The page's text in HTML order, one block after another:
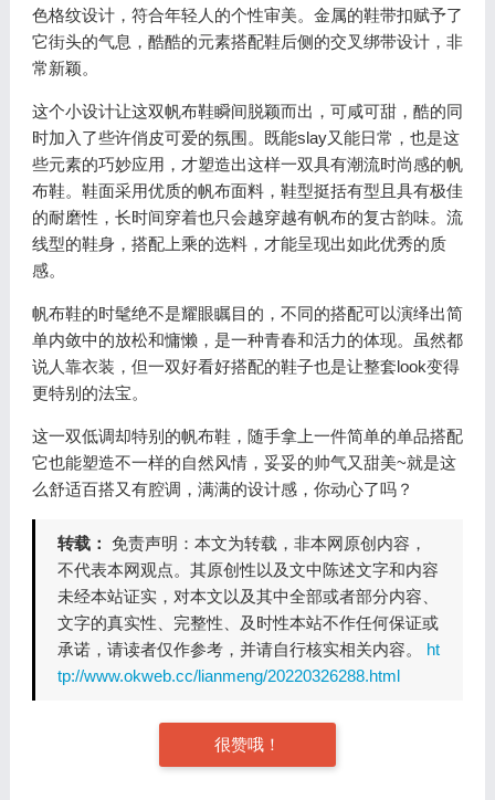
色格纹设计，符合年轻人的个性审美。金属的鞋带扣赋予了
它街头的气息，酷酷的元素搭配鞋后侧的交叉绑带设计，非
常新颖。
这个小设计让这双帆布鞋瞬间脱颖而出，可咸可甜，酷的同
时加入了些许俏皮可爱的氛围。既能slay又能日常，也是这
些元素的巧妙应用，才塑造出这样一双具有潮流时尚感的帆
布鞋。鞋面采用优质的帆布面料，鞋型挺括有型且具有极佳
的耐磨性，长时间穿着也只会越穿越有帆布的复古韵味。流
线型的鞋身，搭配上乘的选料，才能呈现出如此优秀的质
感。
帆布鞋的时髦绝不是耀眼瞩目的，不同的搭配可以演绎出简
单内敛中的放松和慵懒，是一种青春和活力的体现。虽然都
说人靠衣装，但一双好看好搭配的鞋子也是让整套look变得
更特别的法宝。
这一双低调却特别的帆布鞋，随手拿上一件简单的单品搭配
它也能塑造不一样的自然风情，妥妥的帅气又甜美~就是这
么舒适百搭又有腔调，满满的设计感，你动心了吗？
转载： 免责声明：本文为转载，非本网原创内容，
不代表本网观点。其原创性以及文中陈述文字和内容
未经本站证实，对本文以及其中全部或者部分内容、
文字的真实性、完整性、及时性本站不作任何保证或
承诺，请读者仅作参考，并请自行核实相关内容。 ht
tp://www.okweb.cc/lianmeng/20220326288.html
很赞哦！